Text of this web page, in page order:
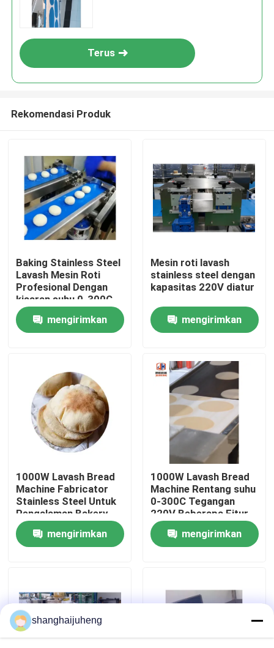
Rumah
Produk
Tentang kami
Tur Pabrik
Kontrol kualitas
Hubungi kami
Berita
Permintaan Penawaran
Jalur Produksi Pangan
Terus
Rekomendasi Produk
Baking Stainless Steel
Lavash Mesin Roti
Profesional Dengan
kisaran suhu 0-300C
mengirimkan
Mesin roti lavash
stainless steel dengan
kapasitas 220V diatur
mengirimkan
1000W Lavash Bread
Machine Fabricator
Stainless Steel Untuk
Pengalaman Bakery
Ultimate
mengirimkan
1000W Lavash Bread
Machine Rentang suhu
0-300C Tegangan
220V Beberapa Fitur
mengirimkan
shanghaijuheng